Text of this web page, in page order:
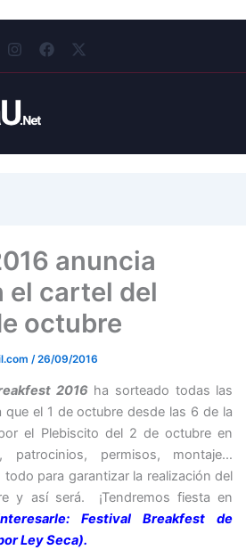
n
r
m
a
-
r
anuncia
el cartel del
octubre
/26/09/2016
2016 ha sorteado todas las
que el 1 de octubre desde las 6 de la
el Plebiscito del 2 de octubre en
patrocinios, permisos, montaje…
para garantizar la realización del
y así será. ¡Tendremos fiesta en
Festival Breakfest de
Ley Seca).